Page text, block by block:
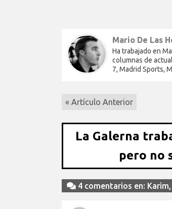
Mario De Las
Ha trabajado en
columnas de
7, Madrid Sports,
« Artículo Anterior
La Galerna
pero no
4 comentarios en: